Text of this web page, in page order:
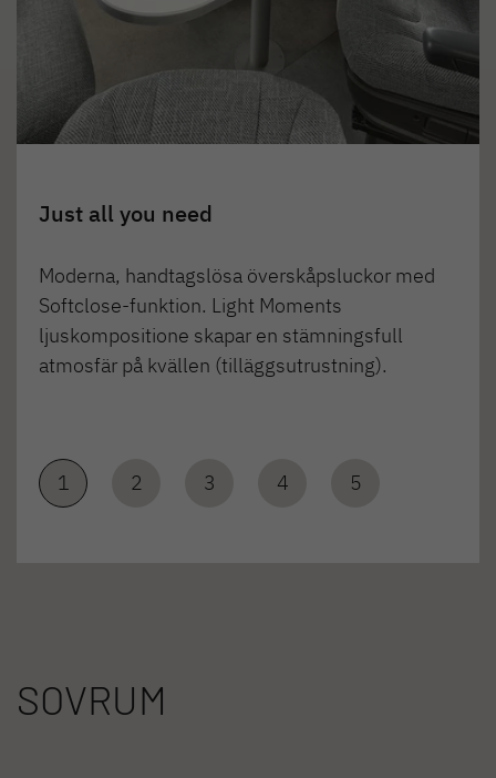
Just all you need
Moderna, handtagslösa överskåpsluckor med
Softclose-funktion. Light Moments
ljuskompositione skapar en stämningsfull
atmosfär på kvällen (tilläggsutrustning).
1 2 3 4 5
SOVRUM